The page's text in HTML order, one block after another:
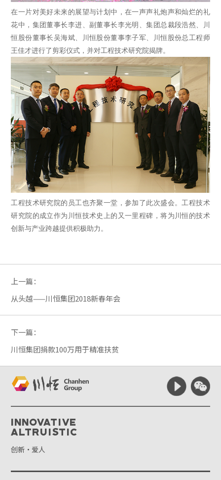
在一片对美好未来的展望与计划中，在一声声礼炮声和灿烂的礼
花中，集团董事长李进、副董事长李光明、集团总裁段浩然、川
恒股份董事长吴海斌、川恒股份董事李子军、川恒股份总工程师
王佳才进行了剪彩仪式，并对工程技术研究院揭牌。
工程技术研究院的员工也齐聚一堂，参加了此次盛会。工程技术
研究院的成立作为川恒技术史上的又一里程碑，将为川恒的技术
创新与产业跨越提供积极助力。
上一篇：
从头越——川恒集团2018新春年会
下一篇：
川恒集团捐款100万用于精准扶贫
Innovative
Altruistic
创新·爱人